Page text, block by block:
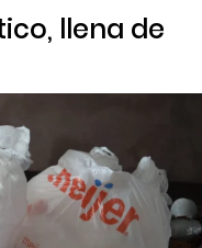
llena de